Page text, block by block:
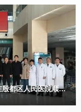
）浙0127执恢30号
执行裁定书当时并未依
外得知存在这些文书并
日期为2024年4月16
裁定不仅存在弄虚作
、超权限、强关联查封
恢30号之一、之二执
“00”开头的境外电
局。 “天上掉馅饼
你先交钱、填银行卡
卡号、密码、验证
证码，谁要都不
问自己：“这人我认
者直接报警。 装好
于给手机装了“防盗
报警，说清楚被骗
账截图、电话录音；
，明确三级召回情
启动时限由24、48、
险防控效果，增强食
都区人民医院顺利